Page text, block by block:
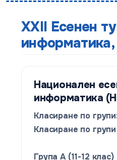
XXII Есенен
информатика,
Национален
информатика
Класиране по
Класиране по
Група A (11-12 клас)